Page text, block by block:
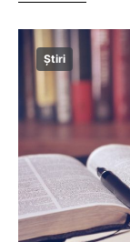
Știri